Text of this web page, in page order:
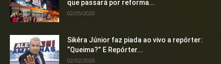
que passará por reforma...
02/05/2020
Sikêra Júnior faz piada ao vivo a repórter:
“Queima?” E Repórter...
02/02/2020